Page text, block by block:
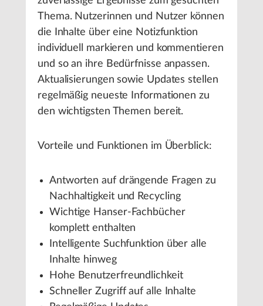
Thema. Nutzerinnen und Nutzer können
die Inhalte über eine Notizfunktion
individuell markieren und kommentieren
und so an ihre Bedürfnisse anpassen.
Aktualisierungen sowie Updates stellen
regelmäßig neueste Informationen zu
den wichtigsten Themen bereit.
Vorteile und Funktionen im Überblick:
Antworten auf drängende Fragen zu
Nachhaltigkeit und Recycling
Wichtige Hanser-Fachbücher
komplett enthalten
Intelligente Suchfunktion über alle
Inhalte hinweg
Hohe Benutzerfreundlichkeit
Schneller Zugriff auf alle Inhalte